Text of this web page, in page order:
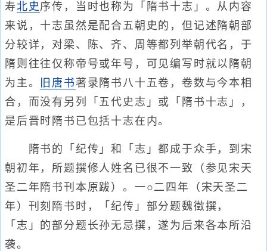
寿北史 序传，当时也称为「隋书十志」。从内容
来说，十志虽然是配合五朝史的，但记述隋朝部
分较详，对梁、陈、齐、周等都列举朝代名，于
隋则往往仅称帝号或年号，可见编写时就以隋朝
为主。
旧唐书 著录隋书八十五卷，卷数与今本相
合，而没有另列「五代史志」或「隋书十志」，
是后晋时隋书已包括十志在内。
隋书的「纪传」和「志」都成于众手，到宋
朝初年，所题撰修人姓名已很不一致（参见宋天
圣二年隋书刊本原跋）。一○二四年（宋天圣二
年）刊刻隋书时，「纪传」部分题魏徵撰，
「志」的部分题长孙无忌撰，遂为后来各本所沿
袭。